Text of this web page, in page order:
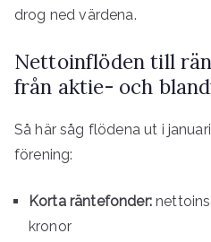
drog ned värdena.
Nettoinflöden till
från aktie- och
Så här såg flödena ut i
förening:
Korta räntefonder:
kronor